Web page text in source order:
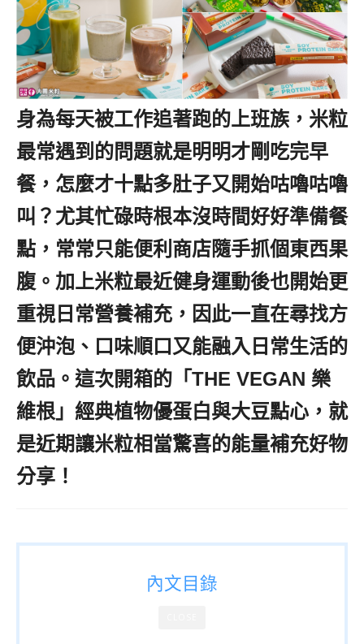
身為每天被工作追著跑的上班族，米粒
最常遇到的問題就是明明才剛吃完早
餐，怎麼才十點多肚子又開始咕嚕咕嚕
叫？尤其忙碌時根本沒時間好好準備餐
點，常常只能便利商店隨手抓個東西果
腹。加上米粒最近健身運動後也開始更
重視日常營養補充，因此一直在尋找方
便沖泡、口味順口又能融入日常生活的
飲品。這次開箱的「THE VEGAN 樂
維根」經典植物優蛋白與大豆點心，就
是近期讓米粒相當驚喜的能量補充好物
分享！
內文目錄